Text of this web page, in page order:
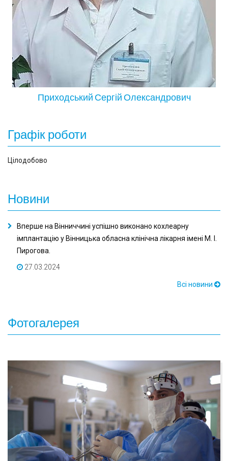
Приходський Сергій Олександрович
Графік роботи
Цілодобово
Новини
Вперше на Вінниччині успішно виконано кохлеарну
імплантацію у Вінницька обласна клінічна лікарня імені М. І.
Пирогова.
27.03.2024
Всі новини
Фотогалерея